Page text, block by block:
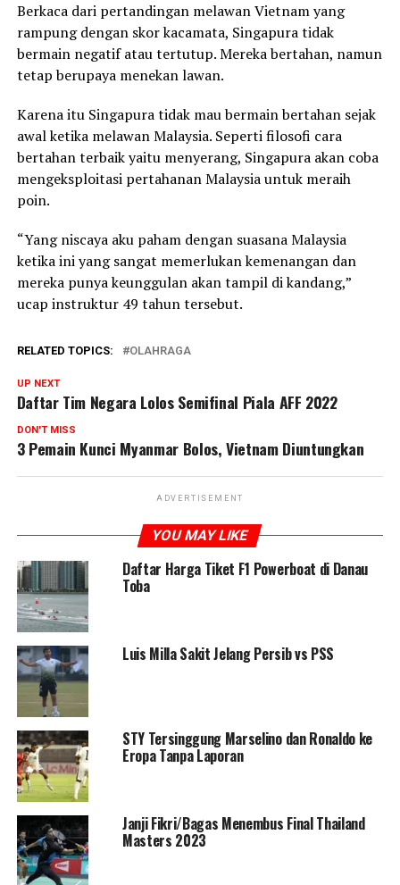
Berkaca dari pertandingan melawan Vietnam yang
rampung dengan skor kacamata, Singapura tidak
bermain negatif atau tertutup. Mereka bertahan, namun
tetap berupaya menekan lawan.
Karena itu Singapura tidak mau bermain bertahan sejak
awal ketika melawan Malaysia. Seperti filosofi cara
bertahan terbaik yaitu menyerang, Singapura akan coba
mengeksploitasi pertahanan Malaysia untuk meraih
poin.
“Yang niscaya aku paham dengan suasana Malaysia
ketika ini yang sangat memerlukan kemenangan dan
mereka punya keunggulan akan tampil di kandang,”
ucap instruktur 49 tahun tersebut.
RELATED TOPICS: OLAHRAGA
UP NEXT
Daftar Tim Negara Lolos Semifinal Piala AFF 2022
DON'T MISS
3 Pemain Kunci Myanmar Bolos, Vietnam Diuntungkan
ADVERTISEMENT
YOU MAY LIKE
Daftar Harga Tiket F1 Powerboat di Danau
Toba
Luis Milla Sakit Jelang Persib vs PSS
STY Tersinggung Marselino dan Ronaldo ke
Eropa Tanpa Laporan
Janji Fikri/Bagas Menembus Final Thailand
Masters 2023